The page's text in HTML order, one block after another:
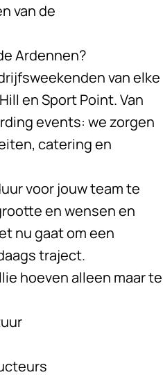
van de
Ardennen?
van elke
en Sport Point. Van
events: we zorgen
catering en
voor jouw team te
en wensen en
nu gaat om een
traject.
hoeven alleen maar te